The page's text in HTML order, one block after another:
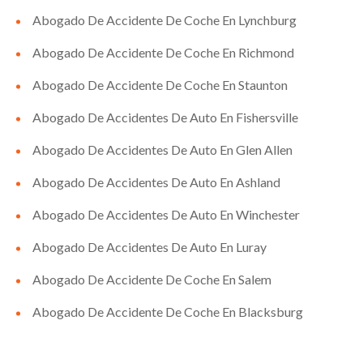
Abogado De Accidente De Coche En Lynchburg
Abogado De Accidente De Coche En Richmond
Abogado De Accidente De Coche En Staunton
Abogado De Accidentes De Auto En Fishersville
Abogado De Accidentes De Auto En Glen Allen
Abogado De Accidentes De Auto En Ashland
Abogado De Accidentes De Auto En Winchester
Abogado De Accidentes De Auto En Luray
Abogado De Accidente De Coche En Salem
Abogado De Accidente De Coche En Blacksburg